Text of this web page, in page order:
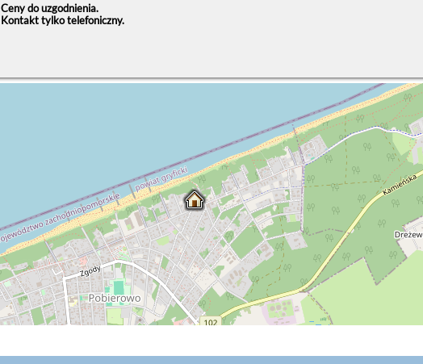
Ceny do uzgodnienia.
Kontakt tylko telefoniczny.